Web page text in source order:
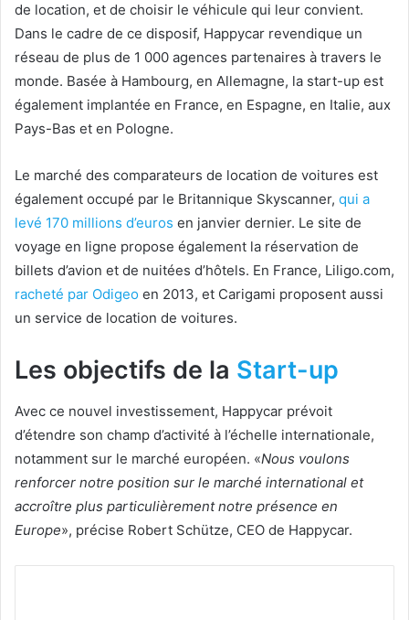
de location, et de choisir le véhicule qui leur convient.
Dans le cadre de ce disposif, Happycar revendique un
réseau de plus de 1 000 agences partenaires à travers le
monde. Basée à Hambourg, en Allemagne, la start-up est
également implantée en France, en Espagne, en Italie, aux
Pays-Bas et en Pologne.
Le marché des comparateurs de location de voitures est
également occupé par le Britannique Skyscanner, qui a
levé 170 millions d’euros en janvier dernier. Le site de
voyage en ligne propose également la réservation de
billets d’avion et de nuitées d’hôtels. En France, Liligo.com,
racheté par Odigeo en 2013, et Carigami proposent aussi
un service de location de voitures.
Les objectifs de la Start-up
Avec ce nouvel investissement, Happycar prévoit
d’étendre son champ d’activité à l’échelle internationale,
notamment sur le marché européen. «Nous voulons
renforcer notre position sur le marché international et
accroître plus particulièrement notre présence en
Europe», précise Robert Schütze, CEO de Happycar.